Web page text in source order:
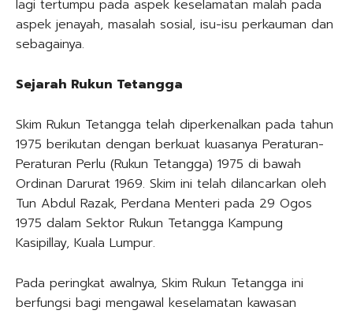
lagi tertumpu pada aspek keselamatan malah pada
aspek jenayah, masalah sosial, isu-isu perkauman dan
sebagainya.
Sejarah Rukun Tetangga
Skim Rukun Tetangga telah diperkenalkan pada tahun
1975 berikutan dengan berkuat kuasanya Peraturan-
Peraturan Perlu (Rukun Tetangga) 1975 di bawah
Ordinan Darurat 1969. Skim ini telah dilancarkan oleh
Tun Abdul Razak, Perdana Menteri pada 29 Ogos
1975 dalam Sektor Rukun Tetangga Kampung
Kasipillay, Kuala Lumpur.
Pada peringkat awalnya, Skim Rukun Tetangga ini
berfungsi bagi mengawal keselamatan kawasan